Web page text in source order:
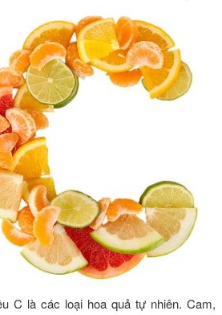
C là các loại hoa quả tự nhiên. Cam,